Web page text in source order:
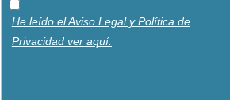
He leído el Aviso Legal y Política de
Privacidad ver aquí.